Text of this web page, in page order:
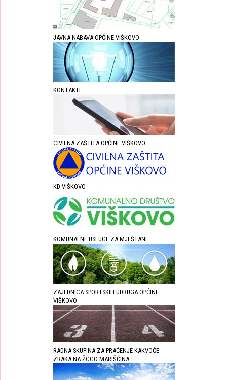
JAVNA NABAVA OPĆINE VIŠKOVO
KONTAKTI
CIVILNA ZAŠTITA OPĆINE VIŠKOVO
KD VIŠKOVO
KOMUNALNE USLUGE ZA MJEŠTANE
ZAJEDNICA SPORTSKIH UDRUGA OPĆINE
VIŠKOVO
RADNA SKUPINA ZA PRAĆENJE KAKVOĆE
ZRAKA NA ŽCGO MARIŠĆINA